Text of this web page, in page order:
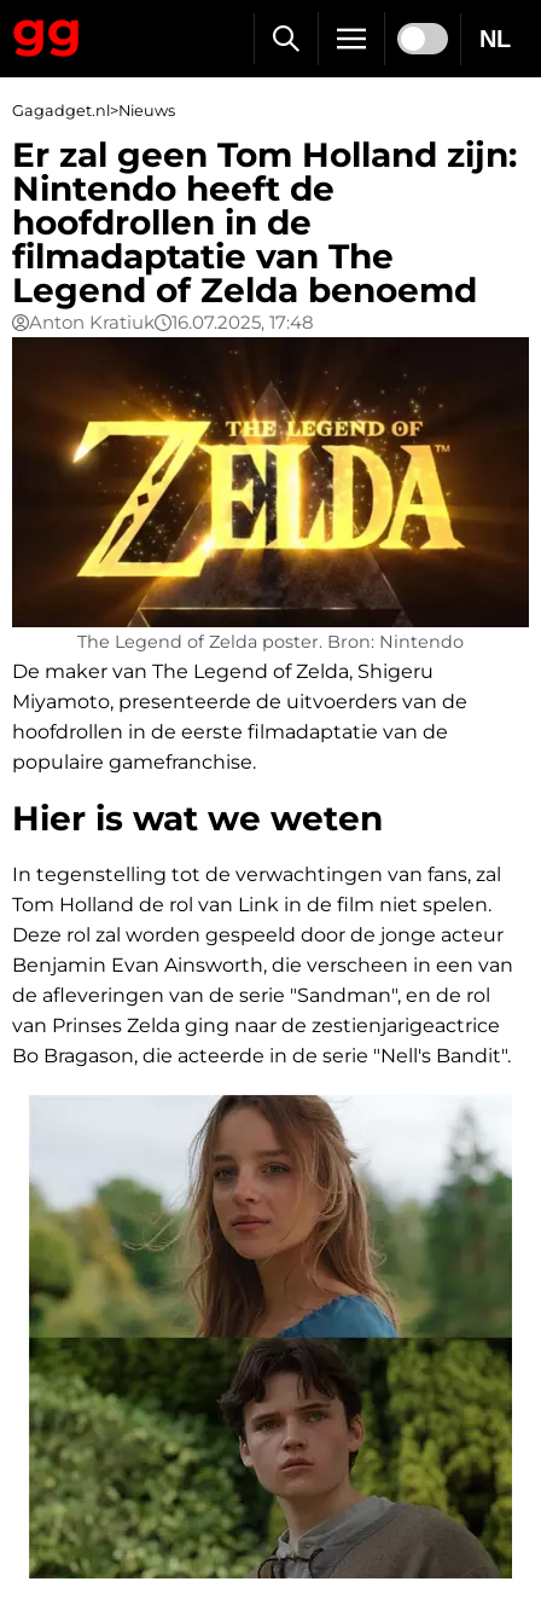
NL
Gagadget.nl>Nieuws
Er zal geen Tom Holland zijn:
Nintendo heeft de
hoofdrollen in de
filmadaptatie van The
Legend of Zelda benoemd
Anton Kratiuk 16.07.2025, 17:48
The Legend of Zelda poster. Bron: Nintendo
De maker van The Legend of Zelda, Shigeru
Miyamoto, presenteerde de uitvoerders van de
hoofdrollen in de eerste filmadaptatie van de
populaire gamefranchise.
Hier is wat we weten
In tegenstelling tot de verwachtingen van fans, zal
Tom Holland de rol van Link in de film niet spelen.
Deze rol zal worden gespeeld door de jonge acteur
Benjamin Evan Ainsworth, die verscheen in een van
de afleveringen van de serie "Sandman", en de rol
van Prinses Zelda ging naar de zestienjarigeactrice
Bo Bragason, die acteerde in de serie "Nell's Bandit".